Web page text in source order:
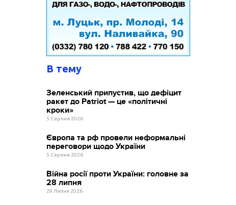
В тему
Зеленський припустив, що дефіцит
ракет до Patriot — це «політичні
кроки»
5 Серпня 2026
Європа та рф провели неформальні
переговори щодо України
5 Серпня 2026
Війна росії проти України: головне за
28 липня
29 Липня 2026